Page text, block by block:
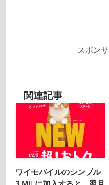
スポン
関連記事
ワイモバイルのシンプル